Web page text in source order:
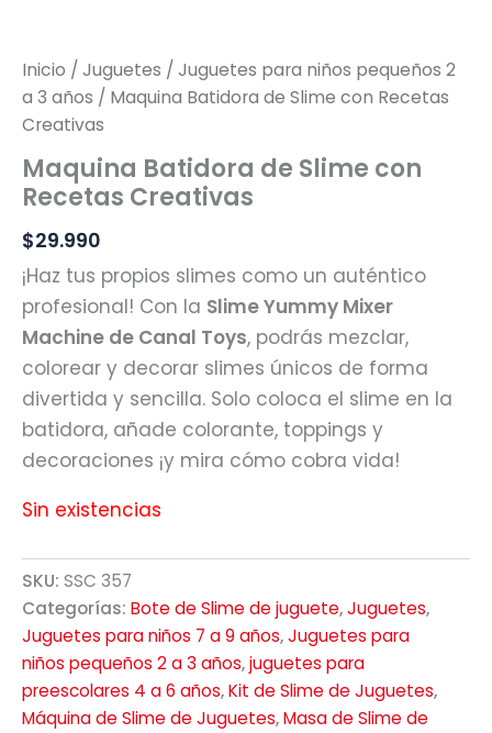
Inicio / Juguetes / Juguetes para niños pequeños 2
a 3 años / Maquina Batidora de Slime con Recetas
Creativas
Maquina Batidora de Slime con
Recetas Creativas
$29.990
¡Haz tus propios slimes como un auténtico
profesional! Con la Slime Yummy Mixer
Machine de Canal Toys, podrás mezclar,
colorear y decorar slimes únicos de forma
divertida y sencilla. Solo coloca el slime en la
batidora, añade colorante, toppings y
decoraciones ¡y mira cómo cobra vida!
Sin existencias
SKU: SSC 357
Categorías: Bote de Slime de juguete,Juguetes,
Juguetes para niños 7 a 9 años,Juguetes para
niños pequeños 2 a 3 años,juguetes para
preescolares 4 a 6 años,Kit de Slime de Juguetes,
Máquina de Slime de Juguetes,Masa de Slime de